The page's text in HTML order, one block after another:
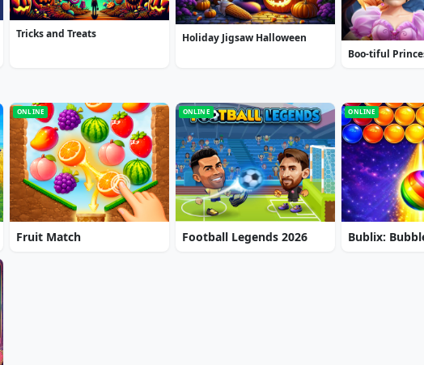
Tricks and Treats Holiday Jigsaw Halloween
Boo-tiful
ONLINE
Fruit Match
ONLINE
Football Legends 2026
ONLINE
Bublix: